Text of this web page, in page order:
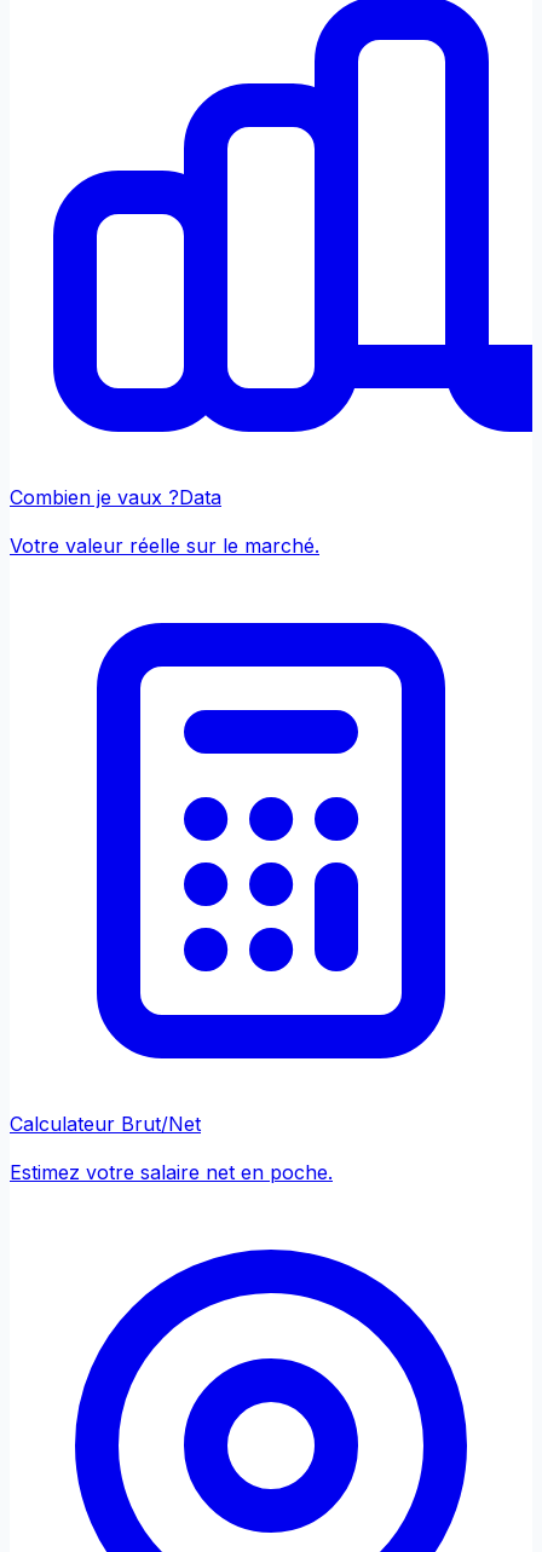
Combien je vaux ?Data
Votre valeur réelle sur le marché.
Calculateur Brut/Net
Estimez votre salaire net en poche.